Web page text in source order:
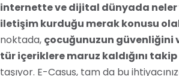
internette ve dijital dünyada neler
iletişim kurduğu merak konusu
noktada, çocuğunuzun güvenliğini
tür içeriklere maruz kaldığını
taşıyor. E-Casus, tam da bu